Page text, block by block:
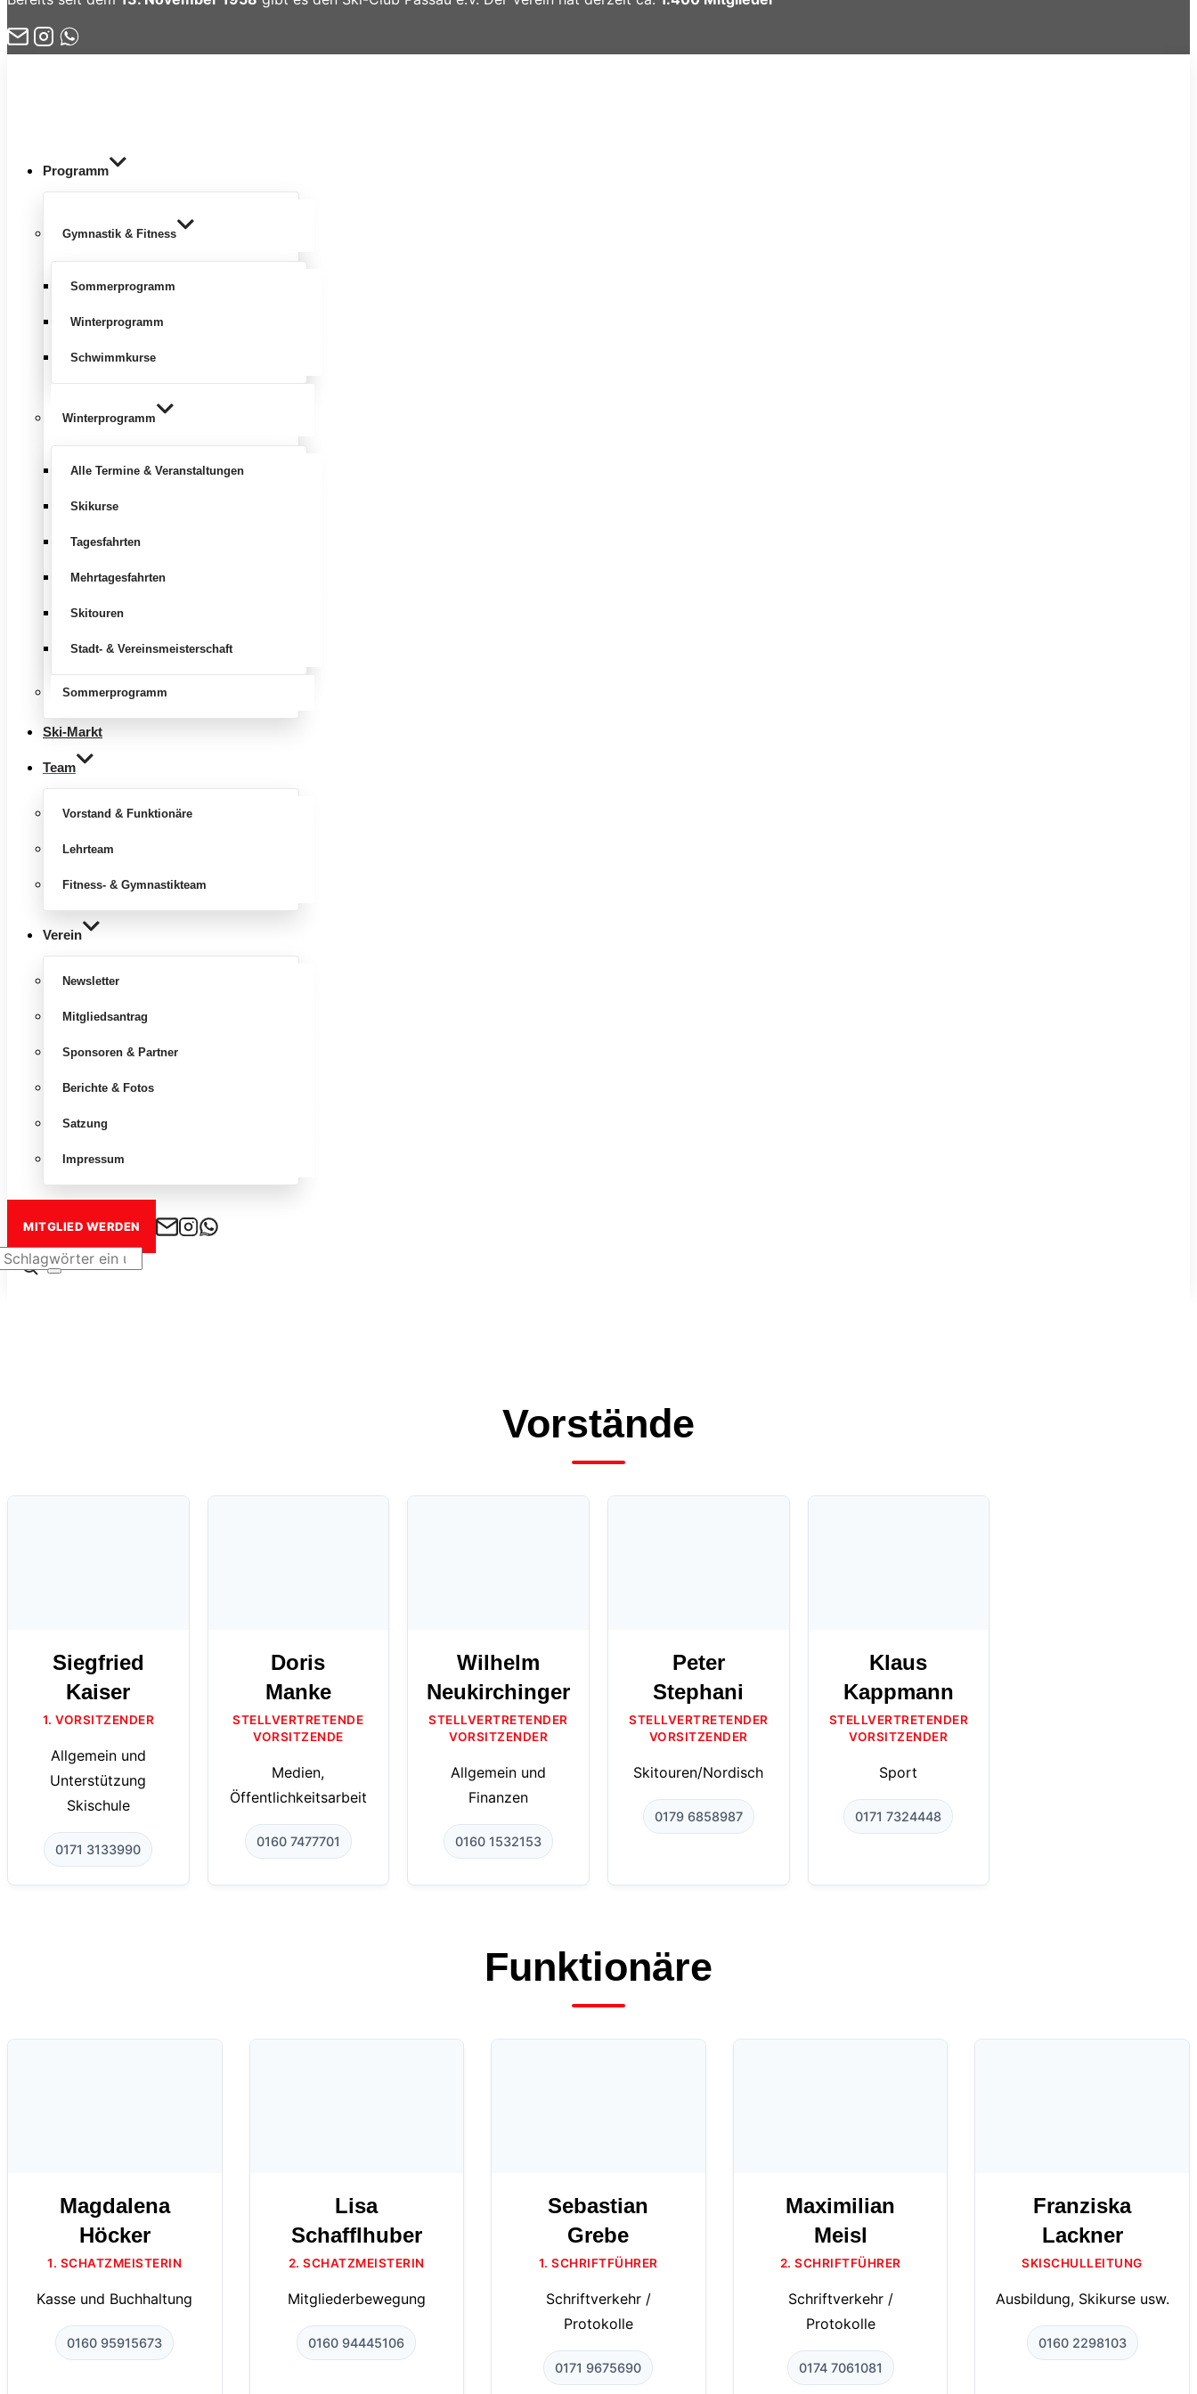
Programm
Gymnastik & Fitness
Sommerprogramm
Winterprogramm
Schwimmkurse
Winterprogramm
Alle Termine & Veranstaltungen
Skikurse
Tagesfahrten
Mehrtagesfahrten
Skitouren
Stadt- & Vereinsmeisterschaft
Sommerprogramm
Ski-Markt
Team
Vorstand & Funktionäre
Lehrteam
Fitness- & Gymnastikteam
Verein
Newsletter
Mitgliedsantrag
Sponsoren & Partner
Berichte & Fotos
Satzung
Impressum
MITGLIED WERDEN
Vorstände
Siegfried
Kaiser
1. VORSITZENDER
Allgemein und
Unterstützung
Skischule
0171 3133990
Doris
Manke
STELLVERTRETENDE
VORSITZENDE
Medien,
Öffentlichkeitsarbeit
0160 7477701
Wilhelm
Neukirchinger
STELLVERTRETENDER
VORSITZENDER
Allgemein und
Finanzen
0160 1532153
Peter
Stephani
STELLVERTRETENDER
VORSITZENDER
Skitouren/Nordisch
0179 6858987
Klaus
Kappmann
STELLVERTRETENDER
VORSITZENDER
Sport
0171 7324448
Funktionäre
Magdalena
Höcker
1. SCHATZMEISTERIN
Kasse und Buchhaltung
0160 95915673
Lisa
Schafflhuber
2. SCHATZMEISTERIN
Mitgliederbewegung
0160 94445106
Sebastian
Grebe
1. SCHRIFTFÜHRER
Schriftverkehr /
Protokolle
0171 9675690
Maximilian
Meisl
2. SCHRIFTFÜHRER
Schriftverkehr /
Protokolle
0174 7061081
Franziska
Lackner
SKISCHULLEITUNG
Ausbildung, Skikurse usw.
0160 2298103